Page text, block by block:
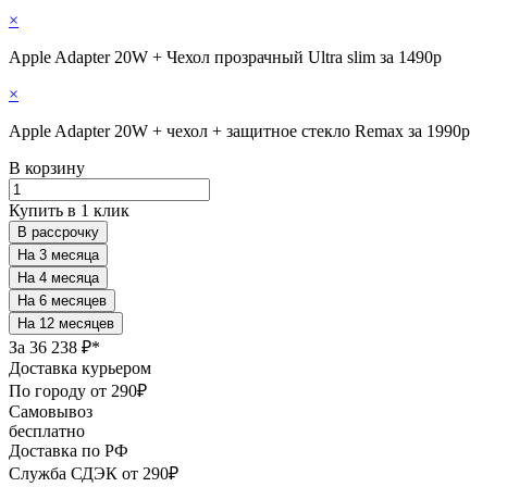
×
Apple Adapter 20W + Чехол прозрачный Ultra slim за 1490р
×
Apple Adapter 20W + чехол + защитное стекло Remax за 1990р
В корзину
Купить в 1 клик
В рассрочку
За 36 238 ₽*
Доставка курьером
По городу от 290₽
Самовывоз
бесплатно
Доставка по РФ
Служба СДЭК от 290₽